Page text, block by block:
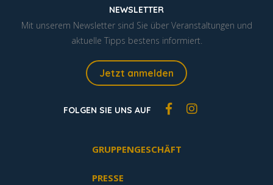
NEWSLETTER
Mit unserem Newsletter sind Sie über Veranstaltungen und
aktuelle Tipps bestens informiert.
Jetzt anmelden
FOLGEN SIE UNS AUF
GRUPPENGESCHÄFT
PRESSE